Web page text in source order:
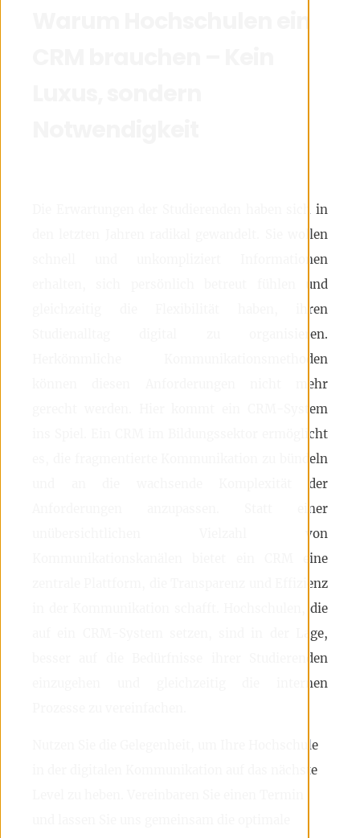
Die Erwartungen der Studierenden haben sich in
den letzten Jahren radikal gewandelt. Sie wollen
schnell und unkompliziert Informationen
erhalten, sich persönlich betreut fühlen und
gleichzeitig die Flexibilität haben, ihren
Studienalltag digital zu organisieren.
Herkömmliche Kommunikationsmethoden
können diesen Anforderungen nicht mehr
gerecht werden. Hier kommt ein CRM-System
ins Spiel. Ein CRM im Bildungssektor ermöglicht
es, die fragmentierte Kommunikation zu bündeln
und an die wachsende Komplexität der
Anforderungen anzupassen. Statt einer
unübersichtlichen Vielzahl von
Kommunikationskanälen bietet ein CRM eine
zentrale Plattform, die Transparenz und Effizienz
in der Kommunikation schafft. Hochschulen, die
auf ein CRM-System setzen, sind in der Lage,
besser auf die Bedürfnisse ihrer Studierenden
einzugehen und gleichzeitig die internen
Nutzen Sie die Gelegenheit, um Ihre Hochschule
in der digitalen Kommunikation auf das nächste